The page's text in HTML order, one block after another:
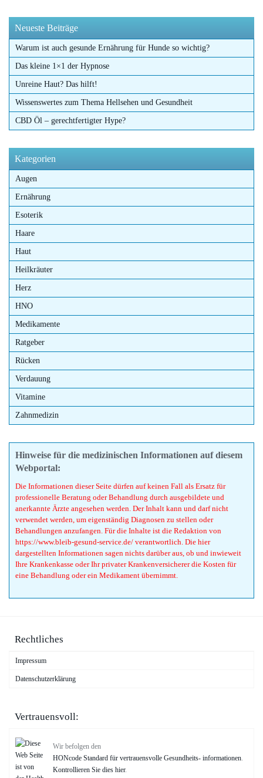
Neueste Beiträge
Warum ist auch gesunde Ernährung für Hunde so wichtig?
Das kleine 1×1 der Hypnose
Unreine Haut? Das hilft!
Wissenswertes zum Thema Hellsehen und Gesundheit
CBD Öl – gerechtfertigter Hype?
Kategorien
Augen
Ernährung
Esoterik
Haare
Haut
Heilkräuter
Herz
HNO
Medikamente
Ratgeber
Rücken
Verdauung
Vitamine
Zahnmedizin
Hinweise für die medizinischen Informationen auf diesem
Webportal:
Die Informationen dieser Seite dürfen auf keinen Fall als Ersatz für
professionelle Beratung oder Behandlung durch ausgebildete und
anerkannte Ärzte angesehen werden. Der Inhalt kann und darf nicht
verwendet werden, um eigenständig Diagnosen zu stellen oder
Behandlungen anzufangen. Für die Inhalte ist die Redaktion von
https://www.bleib-gesund-service.de/ verantwortlich. Die hier
dargestellten Informationen sagen nichts darüber aus, ob und inwieweit
Ihre Krankenkasse oder Ihr privater Krankenversicherer die Kosten für
eine Behandlung oder ein Medikament übernimmt.
Rechtliches
Impressum
Datenschutzerklärung
Vertrauensvoll:
Wir befolgen den
HONcode Standard für vertrauensvolle Gesundheits- informationen.
Kontrollieren Sie dies hier.